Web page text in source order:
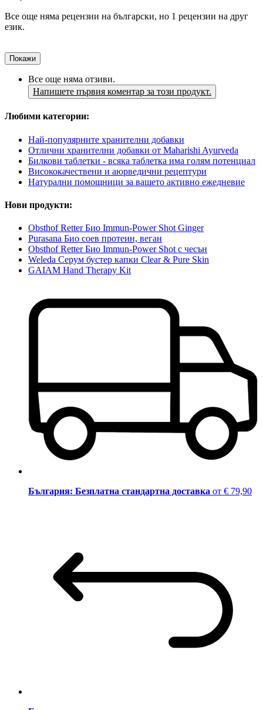
Все още няма рецензии на български, но 1 рецензии на друг
език.
Покажи
Все още няма отзиви.
Напишете първия коментар за този продукт.
Любими категории:
Най-популярните хранителни добавки
Отлични хранителни добавки от Maharishi Ayurveda
Билкови таблетки - всяка таблетка има голям потенциал
Висококачествени и аюрведични рецептури
Натурални помощници за вашето активно ежедневие
Нови продукти:
Obsthof Retter Био Immun-Power Shot Ginger
Purasana Био соев протеин, веган
Obsthof Retter Био Immun-Power Shot с чесън
Weleda Серум бустер капки Clear & Pure Skin
GAIAM Hand Therapy Kit
България: Безплатна стандартна доставка от € 79,90